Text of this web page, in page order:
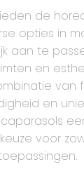
de
opties in
aan te
en
van
en
voor